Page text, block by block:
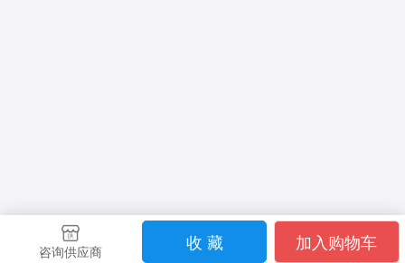
咨询供应商 收 藏 加入购物车